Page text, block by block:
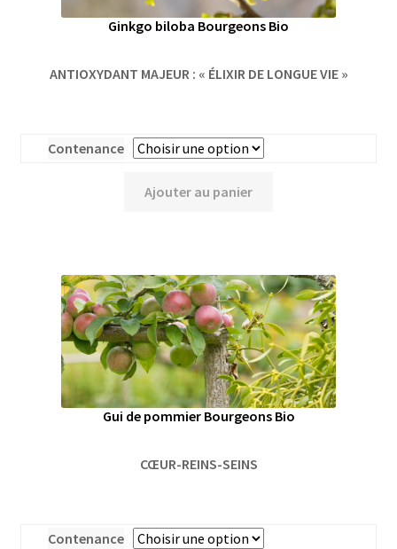
Ginkgo biloba Bourgeons Bio
ANTIOXYDANT MAJEUR : « ÉLIXIR DE LONGUE VIE »
Contenance
Ajouter au panier
Gui de pommier Bourgeons Bio
CŒUR-REINS-SEINS
Contenance